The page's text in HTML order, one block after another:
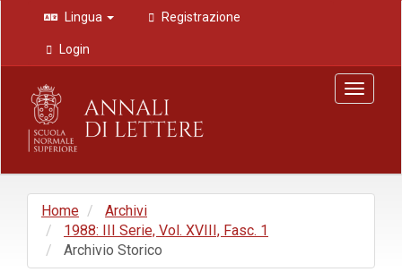
Navigazione
principale
Contenuto
principale
Barra
laterale
Lingua Registrazione
Login
Toggle
Home
Archivi
1988: III Serie, Vol. XVIII, Fasc. 1
Archivio Storico